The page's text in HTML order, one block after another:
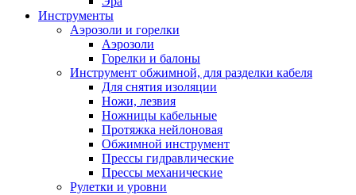
Инструменты
Аэрозоли и горелки
Аэрозоли
Горелки и балоны
Инструмент обжимной, для разделки кабеля
Для снятия изоляции
Ножи, лезвия
Ножницы кабельные
Протяжка нейлоновая
Обжимной инструмент
Прессы гидравлические
Прессы механические
Рулетки и уровни